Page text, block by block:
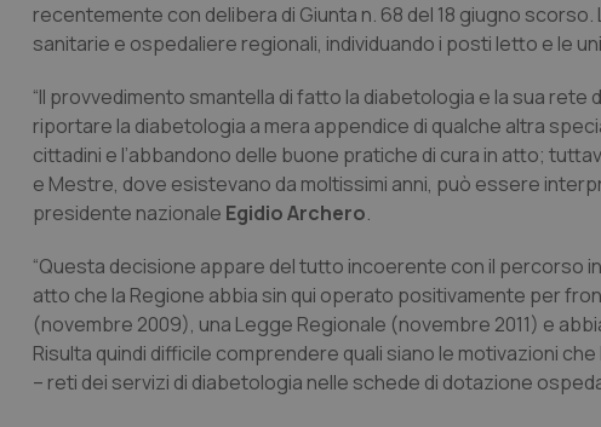
recentemente con delibera di Giunta n. 68 del 18 giugno
sanitarie e ospedaliere regionali, individuando i posti letto e le
“Il provvedimento smantella di fatto la diabetologia e la sua
riportare la diabetologia a mera appendice di qualche altra
cittadini e l’abbandono delle buone pratiche di cura in atto;
e Mestre, dove esistevano da moltissimi anni, può essere
presidente nazionale Egidio Archero.
“Questa decisione appare del tutto incoerente con il percorso
atto che la Regione abbia sin qui operato positivamente per
(novembre 2009), una Legge Regionale (novembre 2011) e
Risulta quindi difficile comprendere quali siano le motivazioni
– reti dei servizi di diabetologia nelle schede di dotazione